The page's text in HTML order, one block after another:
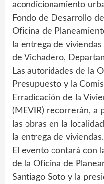
acondicionamiento
Fondo de Desarrollo
Oficina de
la entrega de
de Vichadero,
Las autoridades de la
Presupuesto y la
Erradicación de la
(MEVIR) recorrerán, a
las obras en la
la entrega de viviendas.
El evento contará con
de la Oficina de
Santiago Soto y la